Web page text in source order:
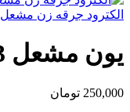
الکترود جرقه زن مشعل 3 – 1
یون مشعل 3 – 1
250,000 تومان